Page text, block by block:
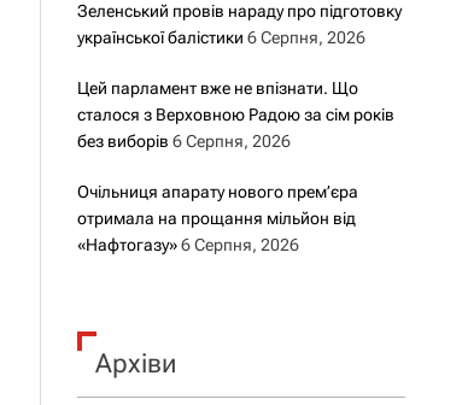
Зеленський провів нараду про підготовку
української балістики 6 Серпня, 2026
Цей парламент вже не впізнати. Що
сталося з Верховною Радою за сім років
без виборів 6 Серпня, 2026
Очільниця апарату нового прем’єра
отримала на прощання мільйон від
«Нафтогазу» 6 Серпня, 2026
Архіви